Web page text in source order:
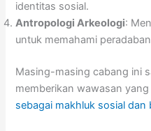
identitas sosial.
Antropologi Arkeologi:
untuk memahami
Masing-masing cabang ini
memberikan wawasan
sebagai makhluk sosial dan